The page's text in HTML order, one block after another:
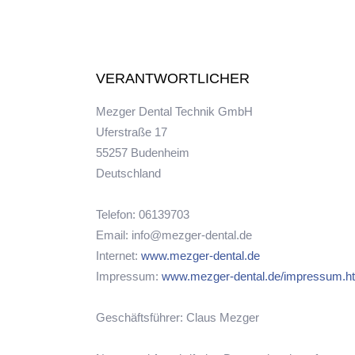
VERANTWORTLICHER
Mezger Dental Technik GmbH
Uferstraße 17
55257 Budenheim
Deutschland
Telefon: 06139703
Email: info@mezger-dental.de
Internet: www.mezger-dental.de
Impressum: www.mezger-dental.de/
Geschäftsführer: Claus Mezger